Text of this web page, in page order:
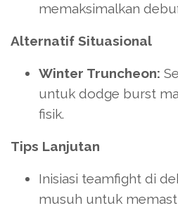
memaksimalkan
Alternatif Situasional
Winter Truncheon:
untuk dodge burst
fisik.
Tips Lanjutan
Inisiasi teamfight di
musuh untuk